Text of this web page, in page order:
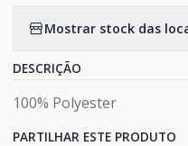
Mostrar stock das
DESCRIÇÃO
100% Polyester
PARTILHAR ESTE PRODUTO